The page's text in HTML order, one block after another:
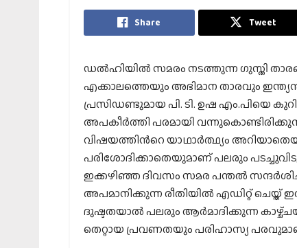
Share Tweet
ഡൽഹിയിൽ സമരം നടത്തുന്ന ഗുസ്തി
എക്കാലത്തെയും അഭിമാന താരവും
പ്രസിഡണ്ടുമായ പി. ടി. ഉഷ എം.പിയെ
അപകീർത്തി പരമായി
വിഷയത്തിന്‍റെ യാഥാർത്ഥ്യം
പരിശോദിക്കാതെയുമാണ് പലരും
ഇക്കഴിഞ്ഞ ദിവസം സമര പന്തൽ
അപമാനിക്കുന്ന രീതിയിൽ എഡിറ്റ് ചെയ്ത്
ദുഷ്ടതയാൽ പലരും ആർമാദിക്കുന്ന
തെറ്റായ പ്രവണതയും പരിഹാസ്യ